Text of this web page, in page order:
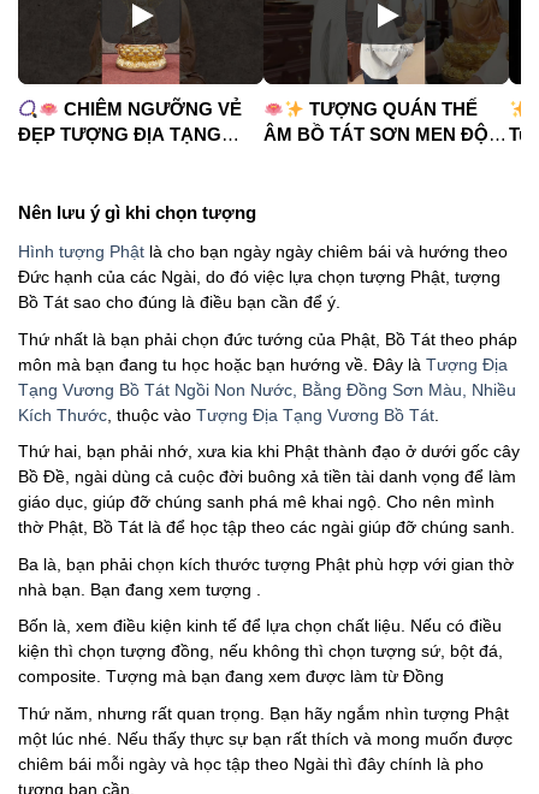
CHIÊM NGƯỠNG VẺ
ĐẸP TƯỢNG ĐỊA TẠNG
#tuongphat
TƯỢNG QUÁN THẾ
ÂM BỒ TÁT SƠN MEN ĐỘ
Nên lưu ý gì khi chọn tượng
Hình tượng Phật là cho bạn ngày ngày chiêm bái và hướng theo
Đức hạnh của các Ngài, do đó việc lựa chọn tượng Phật, tượng
Bồ Tát sao cho đúng là điều bạn cần để ý.
Thứ nhất là bạn phải chọn đức tướng của Phật, Bồ Tát theo pháp
môn mà bạn đang tu học hoặc bạn hướng về. Đây là Tượng Địa
Tạng Vương Bồ Tát Ngồi Non Nước, Bằng Đồng Sơn Màu, Nhiều
Kích Thước , thuộc vào Tượng Địa Tạng Vương Bồ Tát
Thứ hai, bạn phải nhớ, xưa kia khi Phật thành đạo ở dưới gốc cây
Bồ Đề, ngài dùng cả cuộc đời buông xả tiền tài danh vọng để làm
giáo dục, giúp đỡ chúng sanh phá mê khai ngộ. Cho nên mình
thờ Phật, Bồ Tát là để học tập theo các ngài giúp đỡ chúng sanh.
Ba là, bạn phải chọn kích thước tượng Phật phù hợp với gian thờ
nhà bạn. Bạn đang xem tượng .
Bốn là, xem điều kiện kinh tế để lựa chọn chất liệu. Nếu có điều
kiện thì chọn tượng đồng, nếu không thì chọn tượng sứ, bột đá,
composite. Tượng mà bạn đang xem được làm từ Đồng
Thứ năm, nhưng rất quan trọng. Bạn hãy ngắm nhìn tượng Phật
một lúc nhé. Nếu thấy thực sự bạn rất thích và mong muốn được
chiêm bái mỗi ngày và học tập theo Ngài thì đây chính là pho
tượng bạn cần.